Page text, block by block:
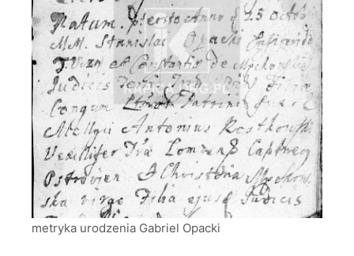
metryka urodzenia Gabriel Opacki